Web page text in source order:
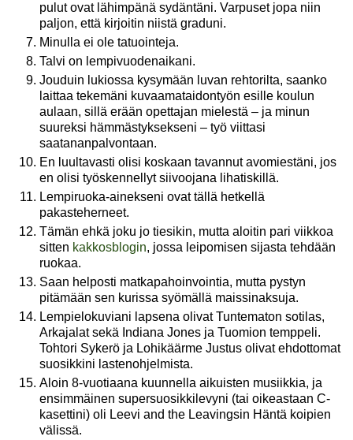
pulut ovat lähimpänä sydäntäni. Varpuset jopa niin
paljon, että kirjoitin niistä graduni.
Minulla ei ole tatuointeja.
Talvi on lempivuodenaikani.
Jouduin lukiossa kysymään luvan rehtorilta, saanko
laittaa tekemäni kuvaamataidontyön esille koulun
aulaan, sillä erään opettajan mielestä – ja minun
suureksi hämmästyksekseni – työ viittasi
saatananpalvontaan.
En luultavasti olisi koskaan tavannut avomiestäni, jos
en olisi työskennellyt siivoojana lihatiskillä.
Lempiruoka-ainekseni ovat tällä hetkellä
pakasteherneet.
Tämän ehkä joku jo tiesikin, mutta aloitin pari viikkoa
sitten kakkosblogin, jossa leipomisen sijasta tehdään
ruokaa.
Saan helposti matkapahoinvointia, mutta pystyn
pitämään sen kurissa syömällä maissinaksuja.
Lempielokuviani lapsena olivat Tuntematon sotilas,
Arkajalat sekä Indiana Jones ja Tuomion temppeli.
Tohtori Sykerö ja Lohikäärme Justus olivat ehdottomat
suosikkini lastenohjelmista.
Aloin 8-vuotiaana kuunnella aikuisten musiikkia, ja
ensimmäinen supersuosikkilevyni (tai oikeastaan C-
kasettini) oli Leevi and the Leavingsin Häntä koipien
välissä.